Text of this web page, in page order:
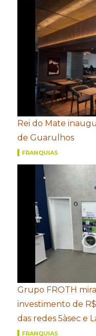
Rei do Mate
de Guarulhos
FRANQUIAS
Grupo FROTH
investimento de
das redes 5àsec e
FRANQUIAS